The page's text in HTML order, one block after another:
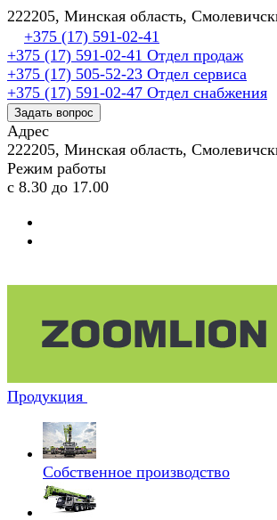
222205, Минская область,
+375 (17) 591-02-41
+375 (17) 591-02-41 Отдел продаж
+375 (17) 505-52-23 Отдел сервиса
+375 (17) 591-02-47 Отдел снабжения
Задать вопрос
Адрес
222205, Минская область,
Режим работы
с 8.30 до 17.00
Продукция
Собственное производство